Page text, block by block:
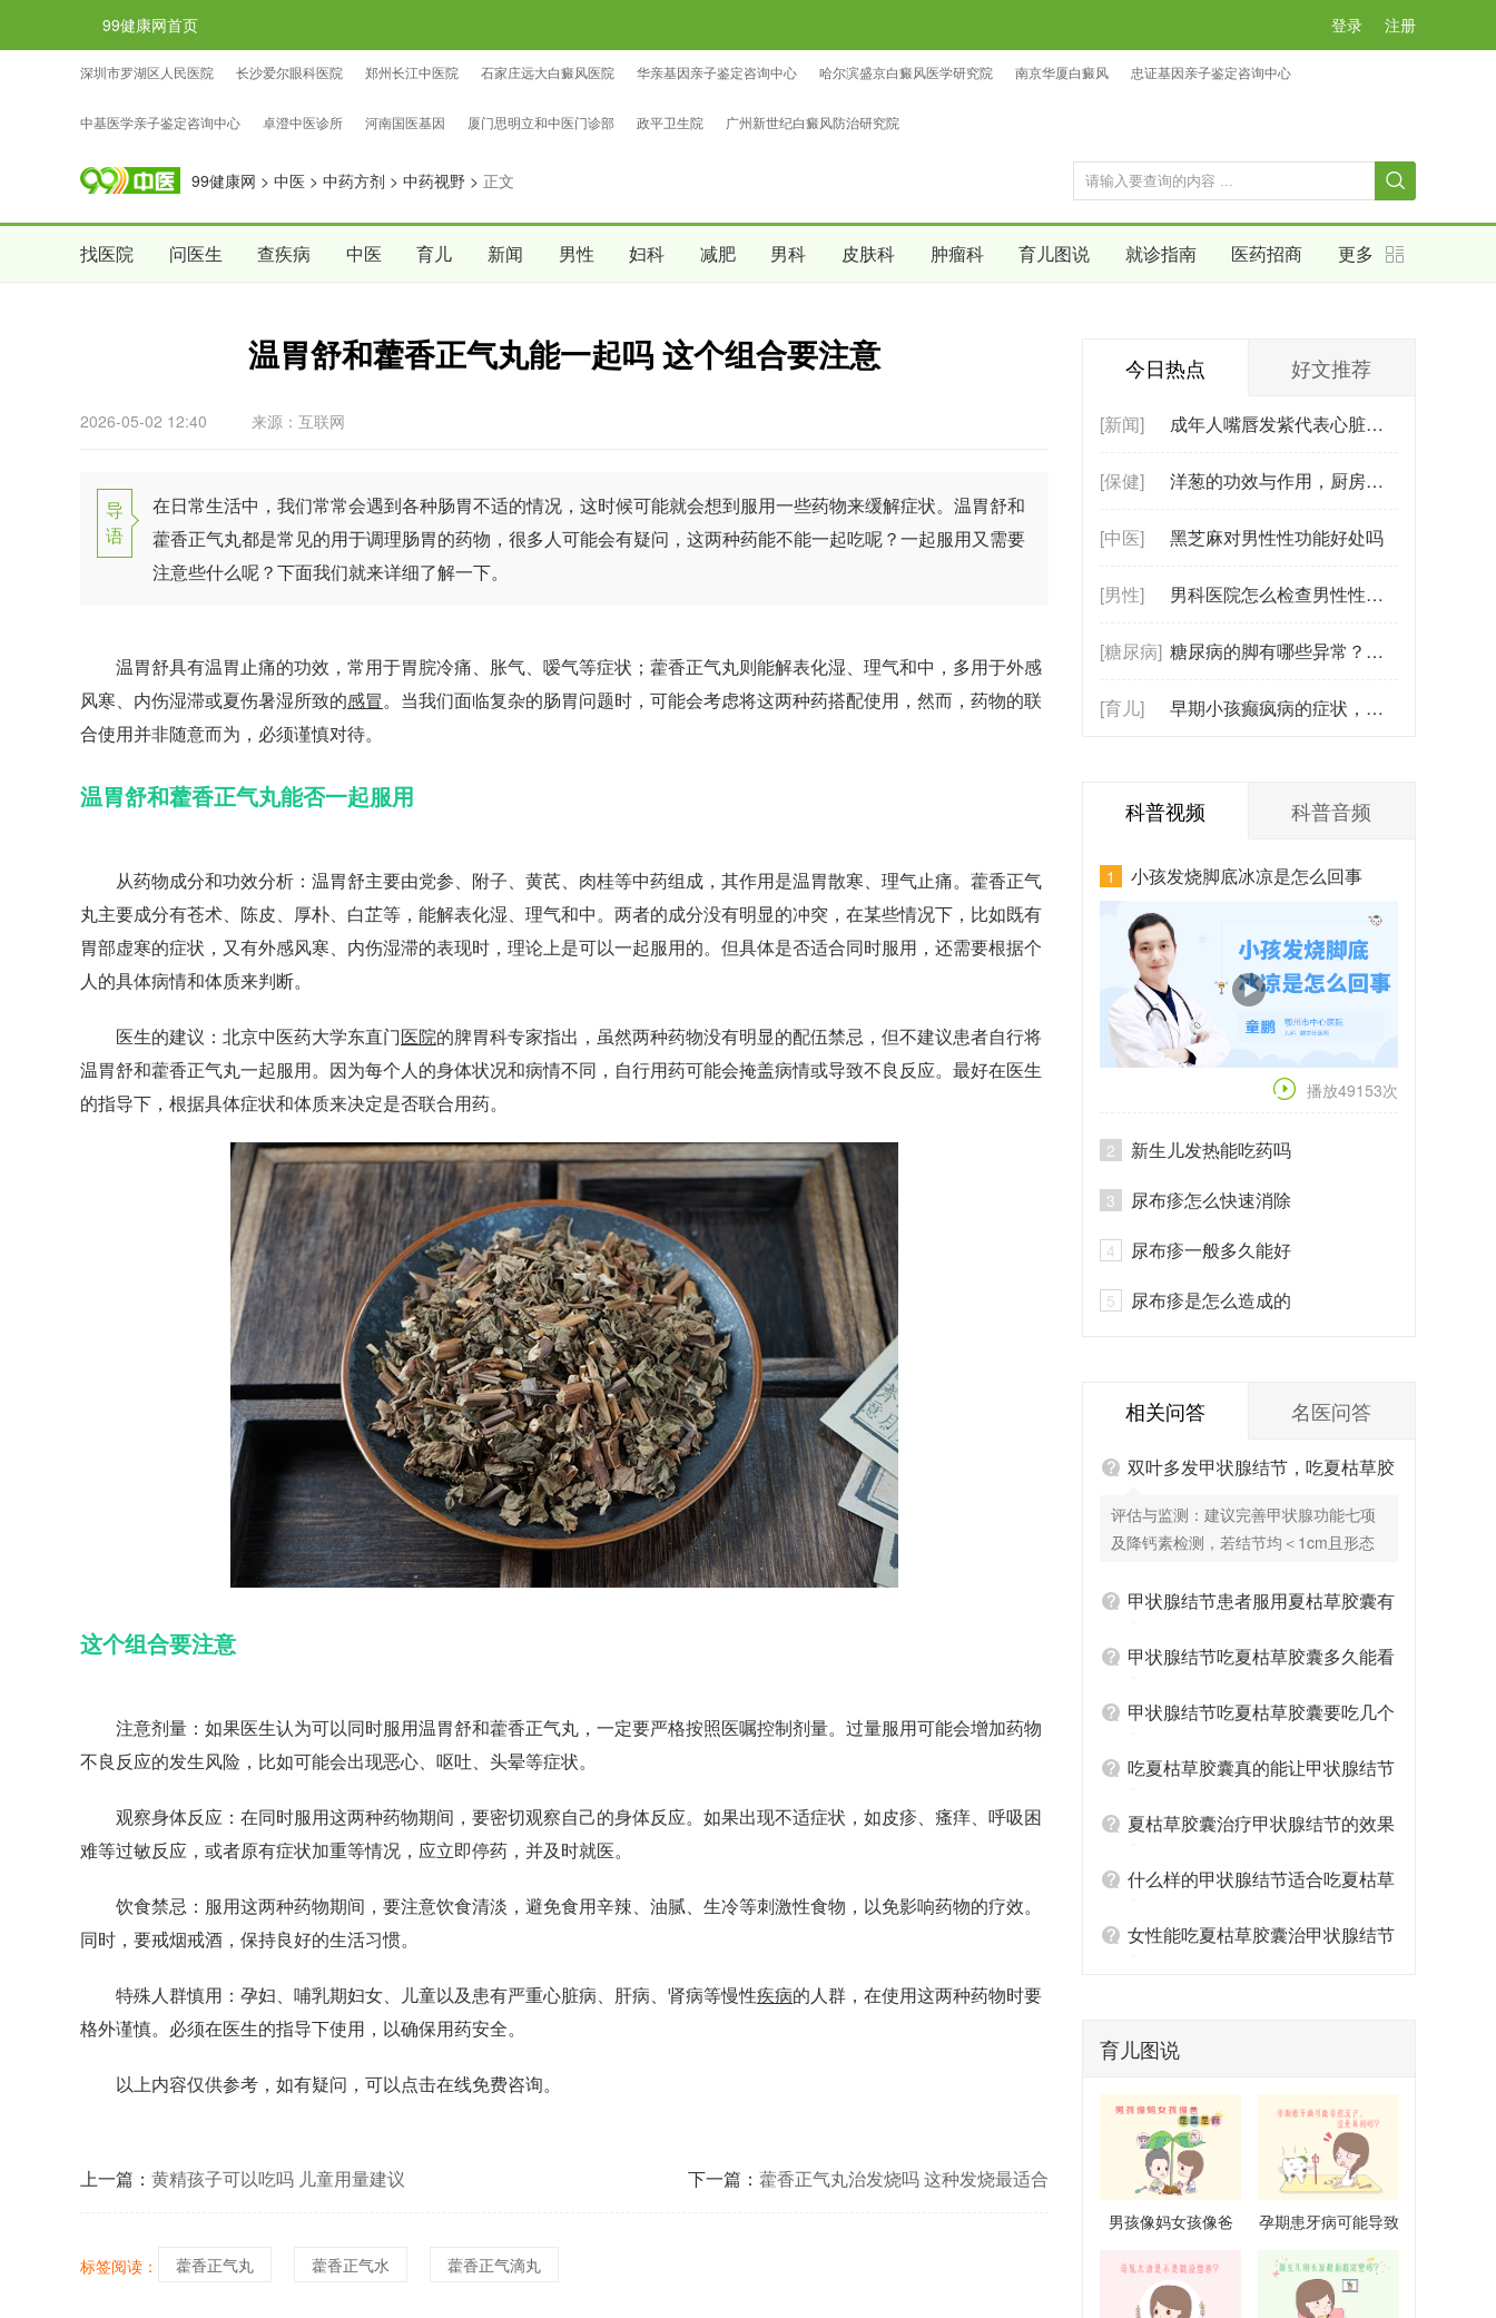
99健康网首页 登录 注册
深圳市罗湖区人民医院 长沙爱尔眼科医院 郑州长江中医院 石家庄远大白癜风医院 华亲基因亲子鉴定咨询中心 哈尔滨盛京白癜风医学研究院 南京华厦白癜风
忠证基因亲子鉴定咨询中心
中基医学亲子鉴定咨询中心
卓澄中医诊所 河南国医基因 厦门思明立和中医门诊部 政平卫生院 广州新世纪白癜风防治研究院
99健康网 > 中医 > 中药方剂 > 中药视野 > 正文
找医院 问医生 查疾病 中医 育儿 新闻 男性 妇科 减肥 男科 皮肤科 肿瘤科 育儿图说 就诊指南 医药招商 更多
温胃舒和藿香正气丸能一起吗 这个组合要注意
2026-05-02 12:40 来源：互联网
导
语
在日常生活中，我们常常会遇到各种肠胃不适的情况，这时候可能就会想到服用一些药物来缓解症状。温胃舒和
藿香正气丸都是常见的用于调理肠胃的药物，很多人可能会有疑问，这两种药能不能一起吃呢？一起服用又需要
注意些什么呢？下面我们就来详细了解一下。
温胃舒具有温胃止痛的功效，常用于胃脘冷痛、胀气、嗳气等症状；藿香正气丸则能解表化湿、理气和中，多用于外感
风寒、内伤湿滞或夏伤暑湿所致的感冒。当我们面临复杂的肠胃问题时，可能会考虑将这两种药搭配使用，然而，药物的联
合使用并非随意而为，必须谨慎对待。
温胃舒和藿香正气丸能否一起服用
从药物成分和功效分析：温胃舒主要由党参、附子、黄芪、肉桂等中药组成，其作用是温胃散寒、理气止痛。藿香正气
丸主要成分有苍术、陈皮、厚朴、白芷等，能解表化湿、理气和中。两者的成分没有明显的冲突，在某些情况下，比如既有
胃部虚寒的症状，又有外感风寒、内伤湿滞的表现时，理论上是可以一起服用的。但具体是否适合同时服用，还需要根据个
人的具体病情和体质来判断。
医生的建议：北京中医药大学东直门医院的脾胃科专家指出，虽然两种药物没有明显的配伍禁忌，但不建议患者自行将
温胃舒和藿香正气丸一起服用。因为每个人的身体状况和病情不同，自行用药可能会掩盖病情或导致不良反应。最好在医生
的指导下，根据具体症状和体质来决定是否联合用药。
这个组合要注意
注意剂量：如果医生认为可以同时服用温胃舒和藿香正气丸，一定要严格按照医嘱控制剂量。过量服用可能会增加药物
不良反应的发生风险，比如可能会出现恶心、呕吐、头晕等症状。
观察身体反应：在同时服用这两种药物期间，要密切观察自己的身体反应。如果出现不适症状，如皮疹、瘙痒、呼吸困
难等过敏反应，或者原有症状加重等情况，应立即停药，并及时就医。
饮食禁忌：服用这两种药物期间，要注意饮食清淡，避免食用辛辣、油腻、生冷等刺激性食物，以免影响药物的疗效。
同时，要戒烟戒酒，保持良好的生活习惯。
特殊人群慎用：孕妇、哺乳期妇女、儿童以及患有严重心脏病、肝病、肾病等慢性疾病的人群，在使用这两种药物时要
格外谨慎。必须在医生的指导下使用，以确保用药安全。
以上内容仅供参考，如有疑问，可以点击在线免费咨询。
上一篇： 黄精孩子可以吃吗 儿童用量建议 下一篇： 藿香正气丸治发烧吗 这种发烧最适合
标签阅读： 藿香正气丸 藿香正气水 藿香正气滴丸
今日热点 好文推荐
[新闻] 成年人嘴唇发紫代表心脏不好？不一定！
[保健] 洋葱的功效与作用，厨房常见食材的养生奥秘
[中医] 黑芝麻对男性性功能好处吗
[男性] 男科医院怎么检查男性性功能？（涉及前列腺与激素水平检测）
[糖尿病] 糖尿病的脚有哪些异常？麻木、发凉、发黑，这些信号别忽视！
[育儿] 早期小孩癫疯病的症状，癫痫早期识别信号
科普视频 科普音频
1 小孩发烧脚底冰凉是怎么回事
播放49153次
2 新生儿发热能吃药吗
3 尿布疹怎么快速消除
4 尿布疹一般多久能好
5 尿布疹是怎么造成的
相关问答 名医问答
双叶多发甲状腺结节，吃夏枯草胶
囊有辅助效果吗？
评估与监测：建议完善甲状腺功能七项
及降钙素检测，若结节均＜1cm且形态
察，无需过度干预。 夏枯草胶囊的应用
怒、口苦、颈部灼热感），夏枯草胶囊
显示，夏枯草胶囊联合生活方式调整，
服用期间忌食辛辣油腻，疗程建议3个月
可与西药如硒酵母片（调节甲状腺免
者）配合使用，但需遵医嘱错开服药时
他散结类中成药叠加服用，以免药效冲
切勿依赖单一药物调理。
甲状腺结节患者服用夏枯草胶囊有
哪些禁忌
甲状腺结节吃夏枯草胶囊多久能看
到结节缩小
甲状腺结节吃夏枯草胶囊要吃几个
疗程吃夏枯草胶囊真的能让甲状腺结节
变小吗夏枯草胶囊治疗甲状腺结节的效果
怎么样什么样的甲状腺结节适合吃夏枯草
胶囊女性能吃夏枯草胶囊治甲状腺结节
育儿图说
男孩像妈女孩像爸
孕期患牙病可能导致
流产是真的吗